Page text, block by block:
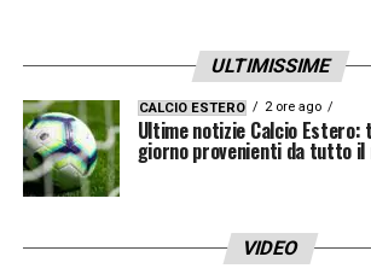
ULTIMISSIME
CALCIO ESTERO 2 ore ago
Ultime notizie Calcio
giorno provenienti da tutto il
VIDEO